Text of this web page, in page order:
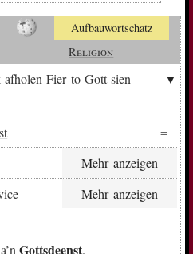
Aufbauwortschatz
Religion
afholen Fier to Gott sien
Mehr anzeigen
Mehr anzeigen
’n Gottsdeenst.